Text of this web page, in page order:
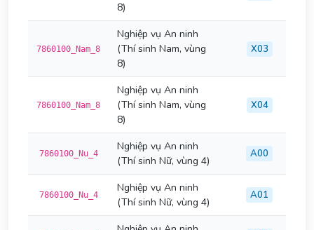
8)
7860100_Nam_8
Nghiệp vụ An ninh
(Thí sinh Nam, vùng
8)
X03
7860100_Nam_8
Nghiệp vụ An ninh
(Thí sinh Nam, vùng
8)
X04
7860100_Nu_4
Nghiệp vụ An ninh
(Thí sinh Nữ, vùng 4)
A00
7860100_Nu_4
Nghiệp vụ An ninh
(Thí sinh Nữ, vùng 4)
A01